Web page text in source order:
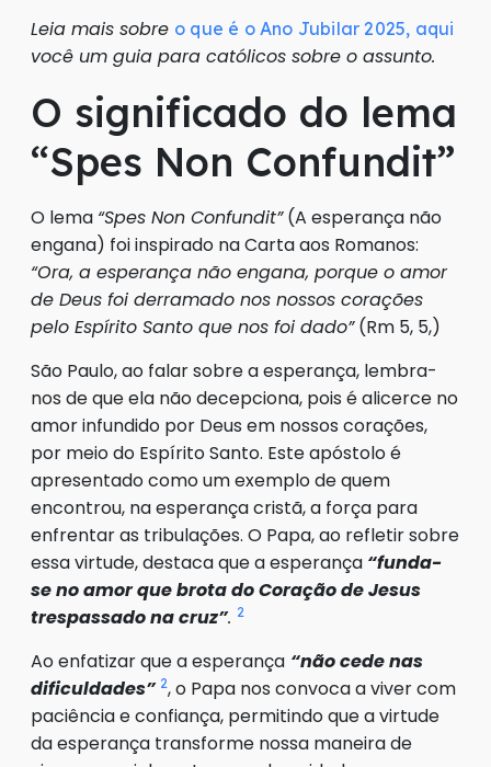
Leia mais sobre o que é o Ano Jubilar 2025, aqui
você um guia para católicos sobre o assunto.
O significado do lema
“Spes Non Confundit”
O lema “Spes Non Confundit”(A esperança não
engana) foi inspirado na Carta aos Romanos:
“Ora, a esperança não engana, porque o amor
de Deus foi derramado nos nossos corações
pelo Espírito Santo que nos foi dado”(Rm 5, 5,)
São Paulo, ao falar sobre a esperança, lembra-
nos de que ela não decepciona, pois é alicerce no
amor infundido por Deus em nossos corações,
por meio do Espírito Santo. Este apóstolo é
apresentado como um exemplo de quem
encontrou, na esperança cristã, a força para
enfrentar as tribulações. O Papa, ao refletir sobre
essa virtude, destaca que a esperança “funda-
se no amor que brota do Coração de Jesus
trespassado na cruz”. 2
Ao enfatizar que a esperança “não cede nas
dificuldades” 2, o Papa nos convoca a viver com
paciência e confiança, permitindo que a virtude
da esperança transforme nossa maneira de